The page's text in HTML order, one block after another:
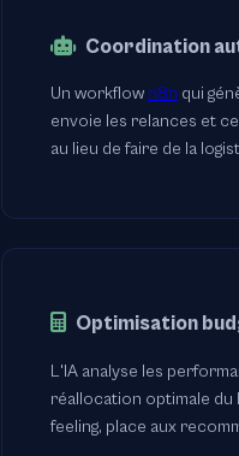
Coordination
Un workflow n8n qui
envoie les relances et
au lieu de faire de la
Optimisation
L'IA analyse les
réallocation optimale du
feeling, place aux